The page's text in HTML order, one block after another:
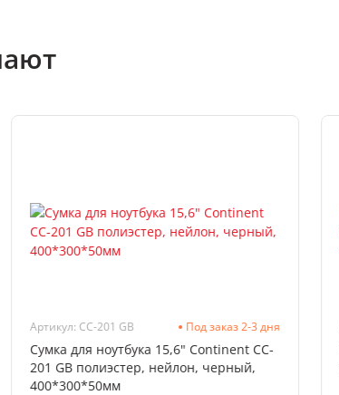
Артикул: CC-201 GB Под заказ 2-3 дня
Сумка для ноутбука 15,6" Continent CC-
201 GB полиэстер, нейлон, черный,
400*300*50мм